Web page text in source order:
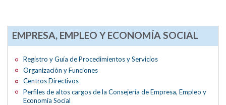
EMPRESA, EMPLEO Y ECONOMÍA SOCIAL
Registro y Guía de Procedimientos y Servicios
Organización y Funciones
Centros Directivos
Perfiles de altos cargos de la Consejería de Empresa, Empleo y
Economía Social